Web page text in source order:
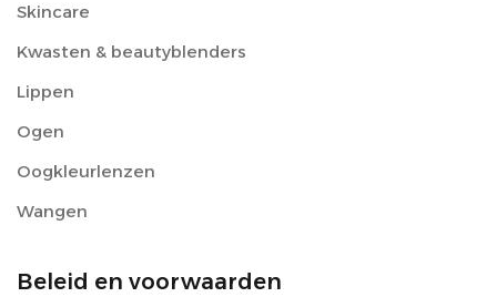
Skincare
Kwasten & beautyblenders
Lippen
Ogen
Oogkleurlenzen
Wangen
Beleid en voorwaarden